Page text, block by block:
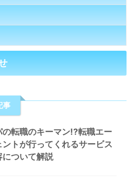
事
の転職のキーマン!?転職エー
ントが行ってくれるサービス
について解説